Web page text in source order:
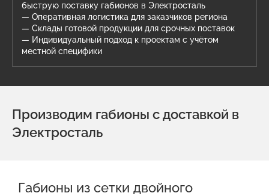
быструю поставку габионов в Электросталь
— Оперативная логистика для заказчиков региона
— Склады готовой продукции для срочных поставок
— Индивидуальный подход к проектам с учётом
местной специфики
Производим габионы с доставкой в
Электросталь
Габионы из сетки двойного